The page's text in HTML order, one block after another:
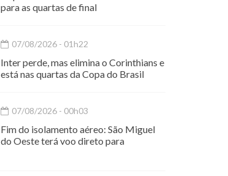
para as quartas de final
07/08/2026 - 01h22
Inter perde, mas elimina o Corinthians e
está nas quartas da Copa do Brasil
07/08/2026 - 00h03
Fim do isolamento aéreo: São Miguel
do Oeste terá voo direto para